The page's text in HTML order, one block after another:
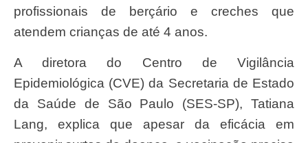
profissionais de berçário e creches que
atendem crianças de até 4 anos.
A diretora do Centro de Vigilância
Epidemiológica (CVE) da Secretaria de Estado
da Saúde de São Paulo (SES-SP), Tatiana
Lang, explica que apesar da eficácia em